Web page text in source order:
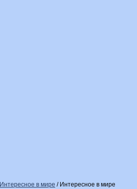
Интересное в мире / Интересное в мире